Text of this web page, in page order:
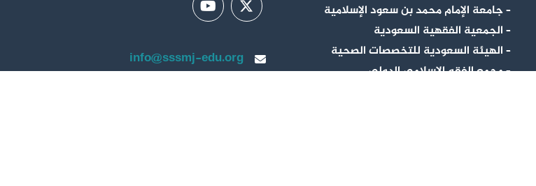
– جامعة الإمام محمد بن سعود الإسلامية
– الجمعية الفقهية السعودية
– الهيئة السعودية للتخصصات الصحية
– مجمع الفقه الإسلامي الدولي
info@sssmj-edu.org